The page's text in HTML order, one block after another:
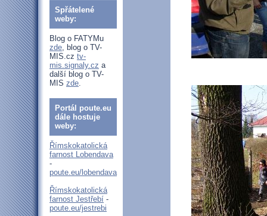
Spřátelené
weby:
Blog o FATYMu
zde, blog o TV-
MIS.cz tv-
mis.signaly.cz a
další blog o TV-
MIS zde.
Portál poute.eu
dále hostuje
weby:
Římskokatolická
farnost Lobendava
-
poute.eu/lobendava
Římskokatolická
farnost Jestřebí -
poute.eu/jestrebi